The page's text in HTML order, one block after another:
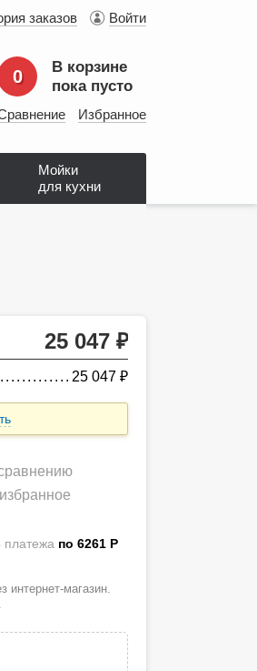
заказов Войти
0
В корзине
пока пусто
Избранное
Мойки
для кухни
25 047
25 047
платежа по 6261 P
интернет-магазин.